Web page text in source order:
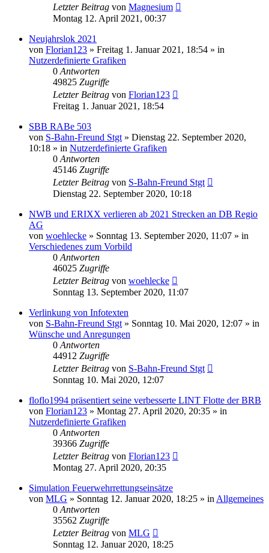
Letzter Beitrag von Magnesium
Montag 12. April 2021, 00:37
Neujahrslok 2021
von Florian123 » Freitag 1. Januar 2021, 18:54 » in
Nutzerdefinierte Grafiken
0 Antworten
49825 Zugriffe
Letzter Beitrag von Florian123
Freitag 1. Januar 2021, 18:54
SBB RABe 503
von S-Bahn-Freund Stgt » Dienstag 22. September 2020,
10:18 » in Nutzerdefinierte Grafiken
0 Antworten
45146 Zugriffe
Letzter Beitrag von S-Bahn-Freund Stgt
Dienstag 22. September 2020, 10:18
NWB und ERIXX verlieren ab 2021 Strecken an DB Regio
AG
von woehlecke » Sonntag 13. September 2020, 11:07 » in
Verschiedenes zum Vorbild
0 Antworten
46025 Zugriffe
Letzter Beitrag von woehlecke
Sonntag 13. September 2020, 11:07
Verlinkung von Infotexten
von S-Bahn-Freund Stgt » Sonntag 10. Mai 2020, 12:07 » in
Wünsche und Anregungen
0 Antworten
44912 Zugriffe
Letzter Beitrag von S-Bahn-Freund Stgt
Sonntag 10. Mai 2020, 12:07
floflo1994 präsentiert seine verbesserte LINT Flotte der BRB
von Florian123 » Montag 27. April 2020, 20:35 » in
Nutzerdefinierte Grafiken
0 Antworten
39366 Zugriffe
Letzter Beitrag von Florian123
Montag 27. April 2020, 20:35
Simulation Feuerwehrrettungseinsätze
von MLG » Sonntag 12. Januar 2020, 18:25 » in Allgemeines
0 Antworten
35562 Zugriffe
Letzter Beitrag von MLG
Sonntag 12. Januar 2020, 18:25